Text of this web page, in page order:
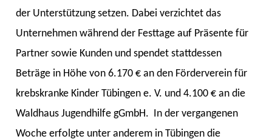
der Unterstützung setzen. Dabei verzichtet das
Unternehmen während der Festtage auf Präsente für
Partner sowie Kunden und spendet stattdessen
Beträge in Höhe von 6.170 € an den Förderverein für
krebskranke Kinder Tübingen e. V. und 4.100 € an die
Waldhaus Jugendhilfe gGmbH. In der vergangenen
Woche erfolgte unter anderem in Tübingen die